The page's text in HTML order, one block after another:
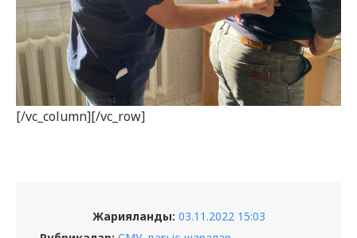
[/vc_column][/vc_row]
Жарияланды: 03.11.2022 15:03